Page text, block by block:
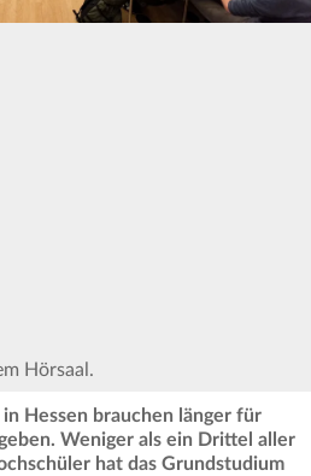
Hörsaal.
Hessen brauchen länger für
Weniger als ein Drittel aller
hat das Grundstudium